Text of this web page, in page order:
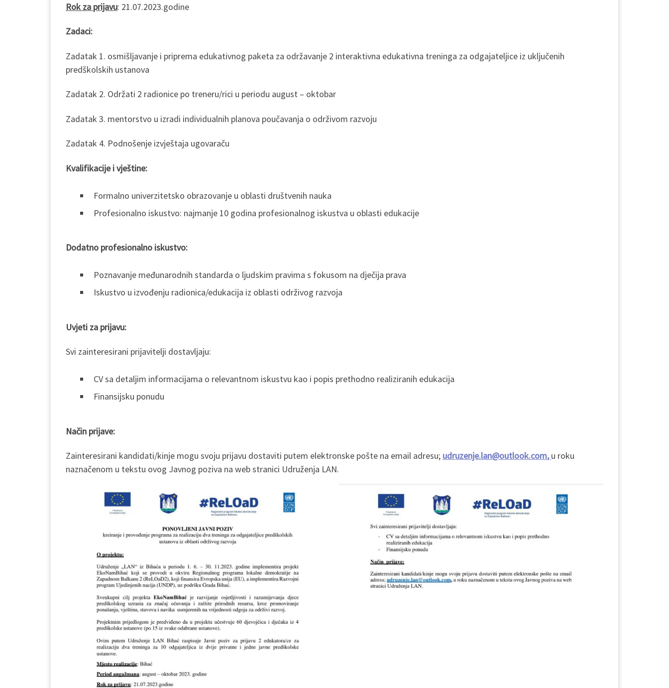
Rok za prijavu: 21.07.2023.godine
Zadaci:
Zadatak 1. osmišljavanje i priprema edukativnog paketa za održavanje 2 interaktivna edukativna treninga za odgajateljice iz uključenih
predškolskih ustanova
Zadatak 2. Održati 2 radionice po treneru/rici u periodu august – oktobar
Zadatak 3. mentorstvo u izradi individualnih planova poučavanja o održivom razvoju
Zadatak 4. Podnošenje izvještaja ugovaraču
Kvalifikacije i vještine:
Formalno univerzitetsko obrazovanje u oblasti društvenih nauka
Profesionalno iskustvo: najmanje 10 godina profesionalnog iskustva u oblasti edukacije
Dodatno profesionalno iskustvo:
Poznavanje međunarodnih standarda o ljudskim pravima s fokusom na dječija prava
Iskustvo u izvođenju radionica/edukacija iz oblasti održivog razvoja
Uvjeti za prijavu:
Svi zainteresirani prijavitelji dostavljaju:
CV sa detaljim informacijama o relevantnom iskustvu kao i popis prethodno realiziranih edukacija
Finansijsku ponudu
Način prijave:
Zainteresirani kandidati/kinje mogu svoju prijavu dostaviti putem elektronske pošte na email adresu; udruzenje.lan@outlook.com,u roku
naznačenom u tekstu ovog Javnog poziva na web stranici Udruženja LAN.